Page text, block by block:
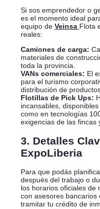
Si sos emprendedor o
es el momento ideal
equipo de Veinsa Flota
reales:
Camiones de carga:
materiales de
toda la provincia.
VANs comerciales: El
para el turismo
distribución de
Flotillas de Pick Ups:
incansables,
como en tecnologías
exigencias de las fincas
3. Detalles
ExpoLiberia
Para que podás
después del trabajo o
los horarios oficiales de
con asesores bancarios
tramitar tu crédito de